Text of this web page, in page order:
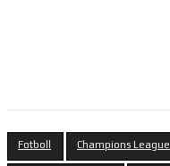
Fotboll Champions League